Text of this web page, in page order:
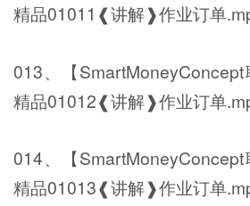
精品01011❰讲解❱作业订单
013、【
精品01012❰讲解❱作业订单
014、【
精品01013❰讲解❱作业订单